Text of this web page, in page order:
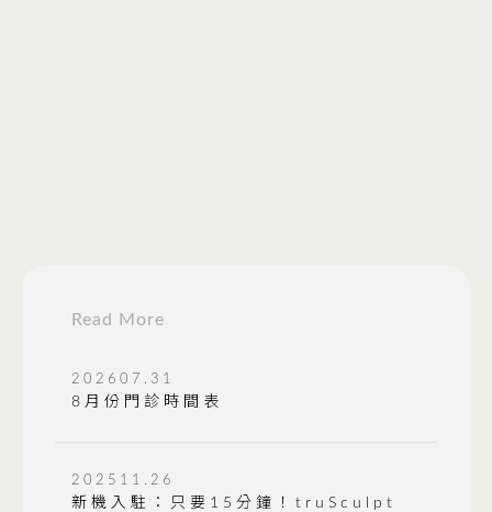
202607.31
8月份門診時間表
202511.26
新機入駐：只要15分鐘！truSculpt